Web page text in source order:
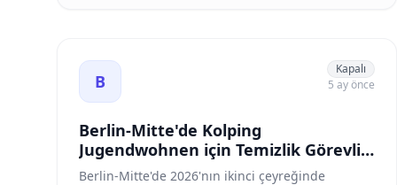
B
Kapalı
5 ay önce
Berlin-Mitte'de Kolping
Jugendwohnen için Temizlik Görevlisi
Aranıyor (Tam/Yarı Zamanlı)
Berlin-Mitte'de 2026'nın ikinci çeyreğinde